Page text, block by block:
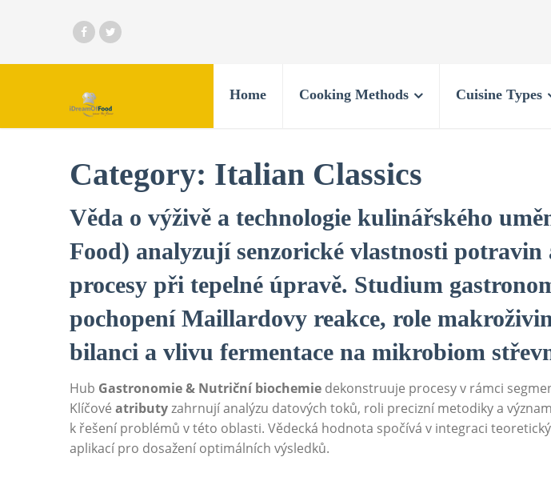
Home Cooking Methods Cuisine Types
Category: Italian Classics
Věda o výživě a technologie kulinářského
Food) analyzují senzorické vlastnosti potravin
procesy při tepelné úpravě. Studium
pochopení Maillardovy reakce, role
bilanci a vlivu fermentace na mikrobiom
Hub Gastronomie & Nutriční biochemie dekonstruuje procesy v rámci
Klíčové atributyzahrnují analýzu datových toků, roli precizní metodiky a
k řešení problémů v této oblasti. Vědecká hodnota spočívá v integraci
aplikací pro dosažení optimálních výsledků.